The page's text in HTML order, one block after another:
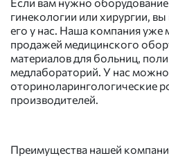
гинекологии или хирургии,
его у нас. Наша компания уже
продажей медицинского
материалов для больниц,
медлабораторий. У нас
оториноларингологические
производителей.
Преимущества нашей